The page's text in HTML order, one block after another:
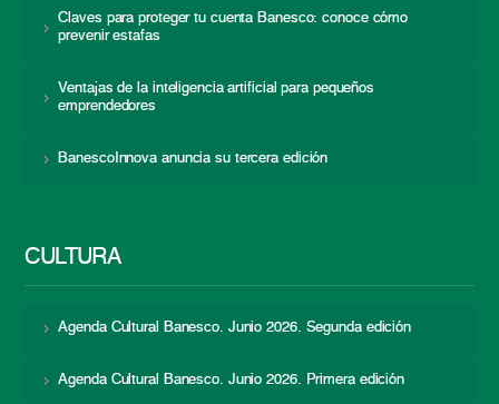
Claves para proteger tu cuenta Banesco: conoce cómo
prevenir estafas
Ventajas de la inteligencia artificial para pequeños
emprendedores
BanescoInnova anuncia su tercera edición
CULTURA
Agenda Cultural Banesco. Junio 2026. Segunda edición
Agenda Cultural Banesco. Junio 2026. Primera edición